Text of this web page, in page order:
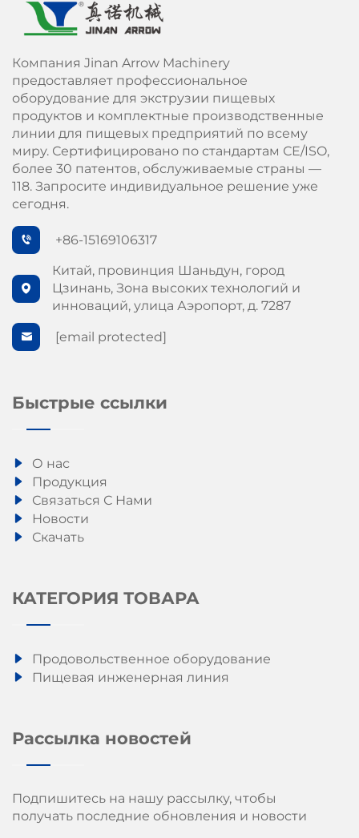
Компания Jinan Arrow Machinery
предоставляет профессиональное
оборудование для экструзии пищевых
продуктов и комплектные производственные
линии для пищевых предприятий по всему
миру. Сертифицировано по стандартам СЕ/ISO,
более 30 патентов, обслуживаемые страны —
118. Запросите индивидуальное решение уже
сегодня.
+86-15169106317
Китай, провинция Шаньдун, город
Цзинань, Зона высоких технологий и
инноваций, улица Аэропорт, д. 7287
[email protected]
Быстрые ссылки
О нас
Продукция
Связаться С Нами
Новости
Скачать
КАТЕГОРИЯ ТОВАРА
Продовольственное оборудование
Пищевая инженерная линия
Рассылка новостей
Подпишитесь на нашу рассылку, чтобы
получать последние обновления и новости